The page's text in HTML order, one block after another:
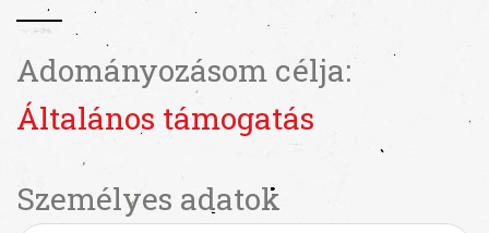
Adományozásom célja:
Általános támogatás
Személyes adatok